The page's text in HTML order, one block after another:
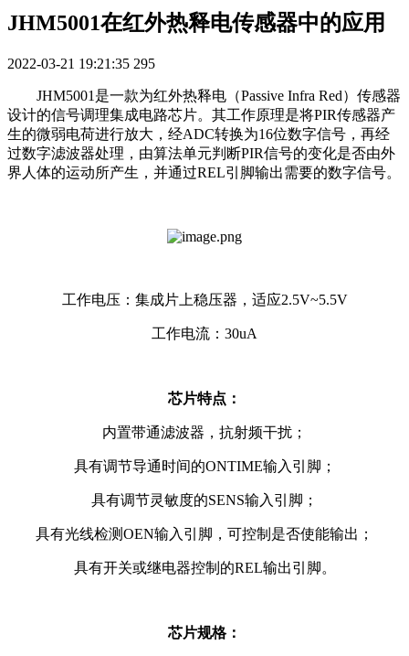
JHM5001在红外热释电传感器中的应用
2022-03-21 19:21:35 295
JHM5001是一款为红外热释电（Passive Infra Red）传感器
设计的信号调理集成电路芯片。其工作原理是将PIR传感器产
生的微弱电荷进行放大，经ADC转换为16位数字信号，再经
过数字滤波器处理，由算法单元判断PIR信号的变化是否由外
界人体的运动所产生，并通过REL引脚输出需要的数字信号。
工作电压：集成片上稳压器，适应2.5V~5.5V
工作电流：30uA
芯片特点：
内置带通滤波器，抗射频干扰；
具有调节导通时间的ONTIME输入引脚；
具有调节灵敏度的SENS输入引脚；
具有光线检测OEN输入引脚，可控制是否使能输出；
具有开关或继电器控制的REL输出引脚。
芯片规格：